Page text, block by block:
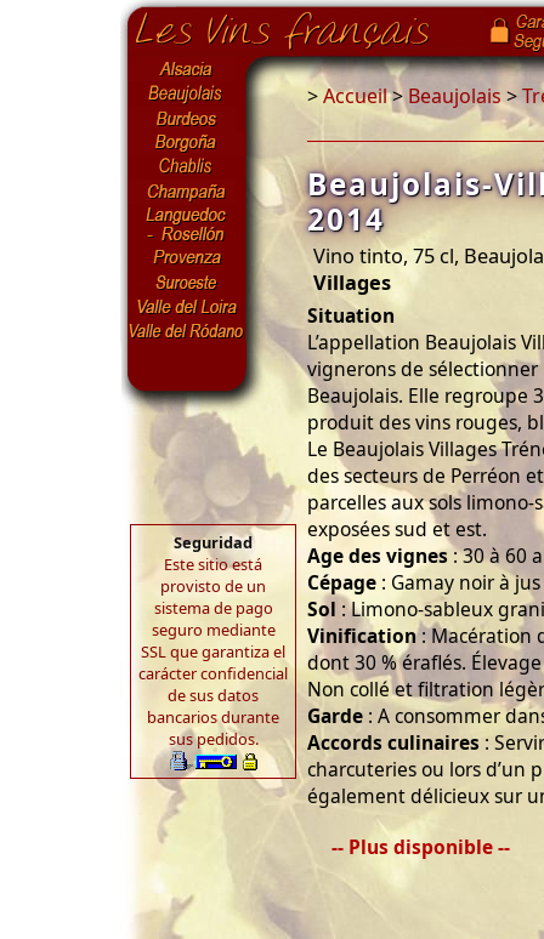
Seguridad
Este sitio está
provisto de un
sistema de pago
seguro mediante
SSL que garantiza el
carácter confidencial
de sus datos
bancarios durante
sus pedidos.
>Accueil>Beaujolais>
Beaujolais-
2014
Vino tinto, 75 cl,
Villages
Situation
L’appellation Beaujolais
vignerons de
Beaujolais. Elle regroupe
produit des vins rouges,
Le Beaujolais Villages
des secteurs de Perréon
parcelles aux sols
exposées sud et est.
Age des vignes : 30 à 60
Cépage : Gamay noir à
Sol : Limono-sableux
Vinification: Macération
dont 30 % éraflés.
Non collé et filtration
Garde : A consommer
Accords culinaires :
charcuteries ou lors d’un
également délicieux sur
-- Plus disponible --